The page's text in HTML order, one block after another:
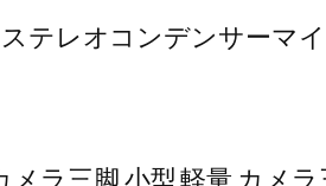
ステレオコンデンサー